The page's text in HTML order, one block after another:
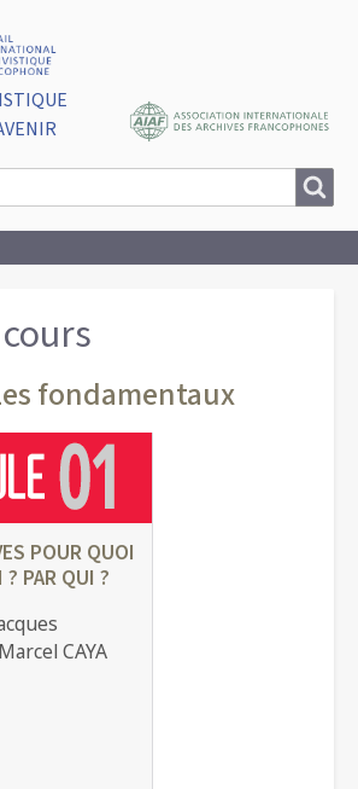
fondamentaux
POUR QUOI
PAR QUI ?
CAYA